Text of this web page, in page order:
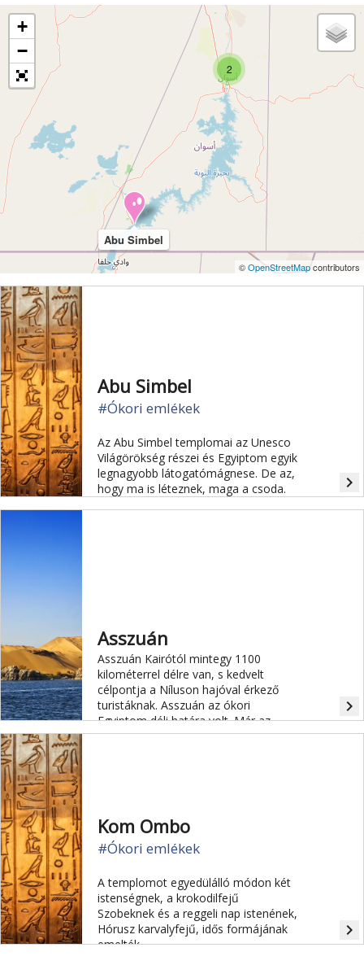
2
Abu Simbel
+
−
©OpenStreetMapcontributors
Abu Simbel
#Ókori emlékek
Az Abu Simbel templomai az Unesco
Világörökség részei és Egyiptom egyik
legnagyobb látogatómágnese. De az,
hogy ma is léteznek, maga a csoda.
navigate_next
Asszuán
Asszuán Kairótól mintegy 1100
kilométerrel délre van, s kedvelt
célpontja a Níluson hajóval érkező
turistáknak. Asszuán az ókori
Egyiptom déli határa volt. Már az
Óbirodalomban jelentős kereskedelmi
navigate_next
Kom Ombo
#Ókori emlékek
A templomot egyedülálló módon két
istenségnek, a krokodilfejű
Szobeknek és a reggeli nap istenének,
Hórusz karvalyfejű, idős formájának
emelték.
navigate_next